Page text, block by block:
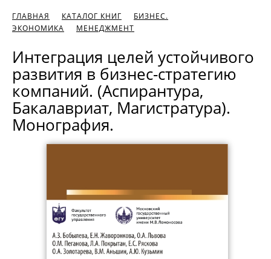
ГЛАВНАЯ КАТАЛОГ КНИГ
БИЗНЕС.
ЭКОНОМИКА
МЕНЕДЖМЕНТ
Интеграция целей устойчивого
развития в бизнес-стратегию
компаний. (Аспирантура,
Бакалавриат, Магистратура).
Монография.